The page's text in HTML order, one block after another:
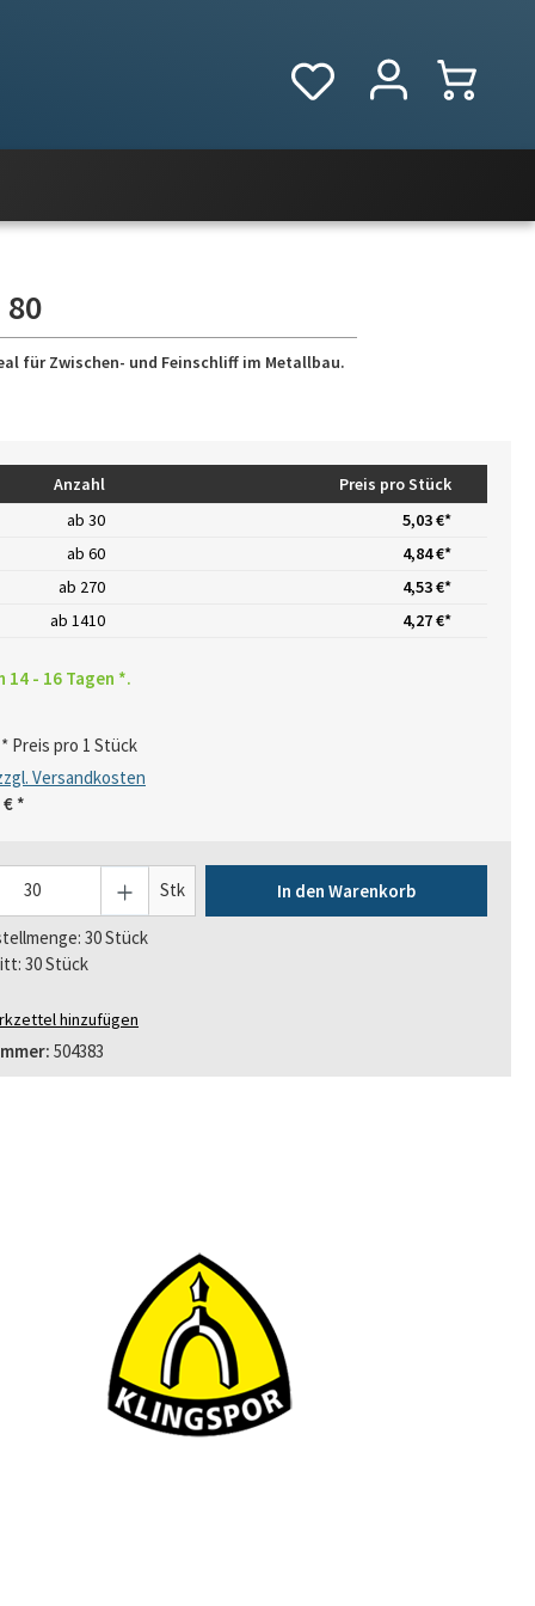
für Zwischen- und Feinschliff im Metallbau.
Anzahl
Preis pro Stück
ab 30
5,03 €*
ab 60
4,84 €*
ab 270
4,53 €*
ab 1410 4,27 €*
14 - 16 Tagen *.
Preis pro 1 Stück
Versandkosten
€ *
Stk In den Warenkorb
30 Stück
30 Stück
hinzufügen
504383